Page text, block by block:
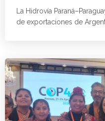
La Hidrovía
de exportaciones de